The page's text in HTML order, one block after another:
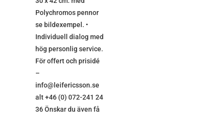
Polychromos pennor
se bildexempel. •
Individuell dialog med
hög personlig service.
För offert och prisidé
–
info@leifericsson.se
alt +46 (0) 072-241 24
36 Önskar du även få